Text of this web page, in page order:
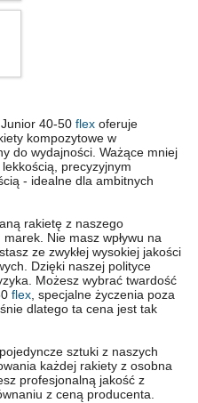
40-50 flex oferuje
kompozytowe w
do wydajności. Ważące mniej
precyzyjnym
- idealne dla ambitnych
rakietę z naszego
Nie masz wpływu na
ze zwykłej wysokiej jakości
Dzięki naszej polityce
Możesz wybrać twardość
flex, specjalne życzenia poza
dlatego ta cena jest tak
sztuki z naszych
każdej rakiety z osobna
profesjonalną jakość z
z ceną producenta.